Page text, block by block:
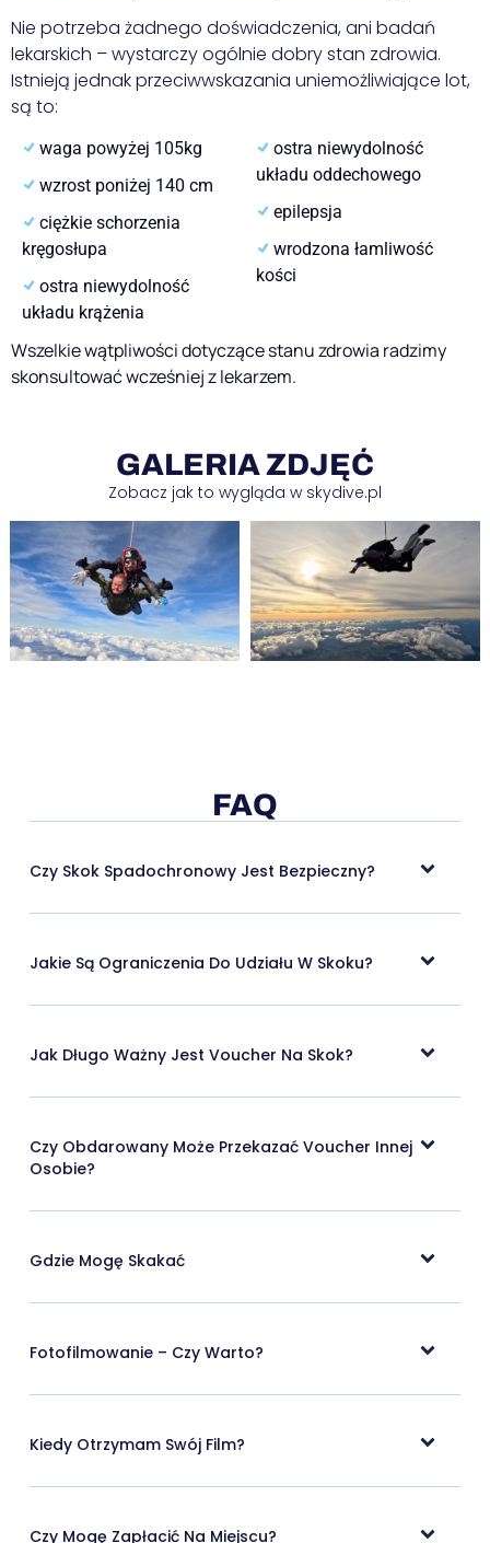
Nie potrzeba żadnego doświadczenia, ani badań
lekarskich – wystarczy ogólnie dobry stan zdrowia.
Istnieją jednak przeciwwskazania uniemożliwiające lot,
są to:
waga powyżej 105kg
wzrost poniżej 140 cm
ciężkie schorzenia
kręgosłupa
ostra niewydolność
układu krążenia
ostra niewydolność
układu oddechowego
epilepsja
wrodzona łamliwość
kości
Wszelkie wątpliwości dotyczące stanu zdrowia radzimy
skonsultować wcześniej z lekarzem.
GALERIA ZDJĘĆ
Zobacz jak to wygląda w skydive.pl
FAQ
Czy Skok Spadochronowy Jest Bezpieczny?
Jakie Są Ograniczenia Do Udziału W Skoku?
Jak Długo Ważny Jest Voucher Na Skok?
Czy Obdarowany Może Przekazać Voucher Innej
Osobie?
Gdzie Mogę Skakać
Fotofilmowanie – Czy Warto?
Kiedy Otrzymam Swój Film?
Czy Mogę Zapłacić Na Miejscu?